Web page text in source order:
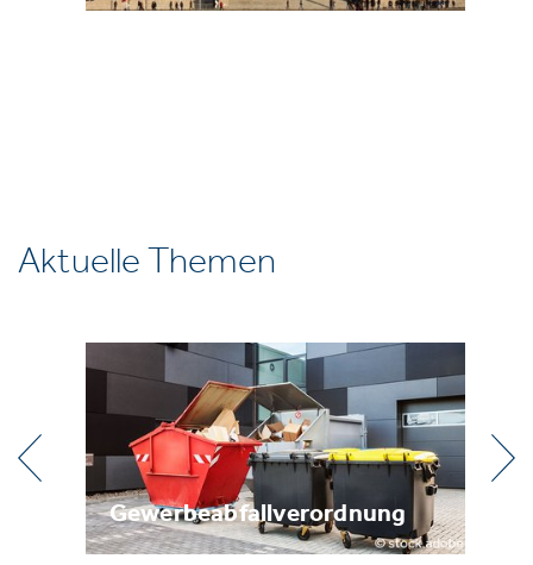
Aktuelle Themen
Gewerbeabfallverordnung